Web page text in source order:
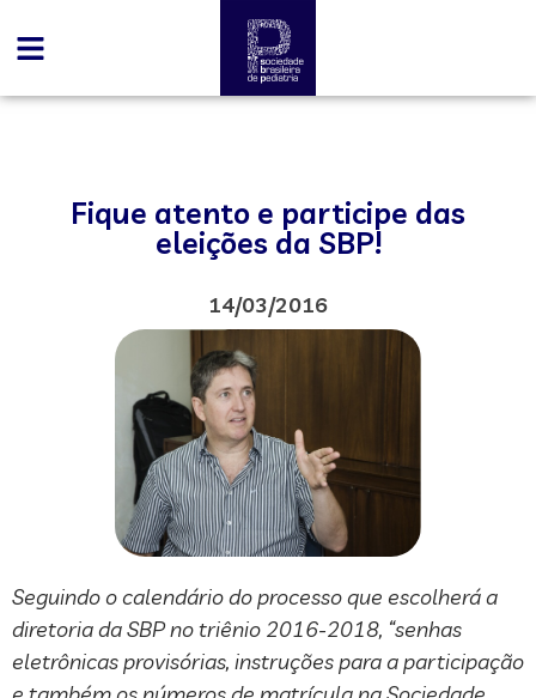
Fique atento e participe das
eleições da SBP!
14/03/2016
Seguindo o calendário do processo que escolherá a
diretoria da SBP no triênio 2016-2018, “senhas
eletrônicas provisórias, instruções para a participação